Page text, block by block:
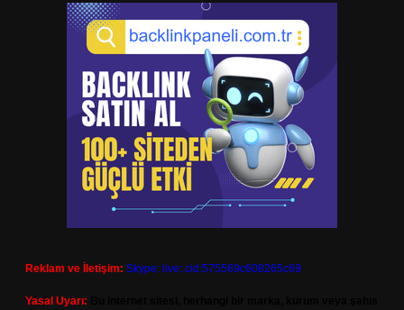
Reklam ve İletişim: Skype: live:.cid.575569c608265c69
Yasal Uyarı: